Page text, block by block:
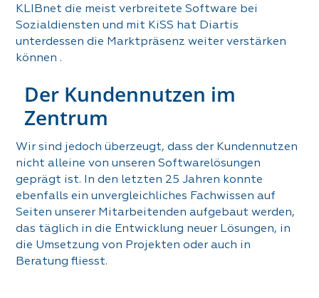
KLIBnet die meist verbreitete Software bei
Sozialdiensten und mit KiSS hat Diartis
unterdessen die Marktpräsenz weiter verstärken
können .
Der Kundennutzen im
Zentrum
Wir sind jedoch überzeugt, dass der Kundennutzen
nicht alleine von unseren Softwarelösungen
geprägt ist. In den letzten 25 Jahren konnte
ebenfalls ein unvergleichliches Fachwissen auf
Seiten unserer Mitarbeitenden aufgebaut werden,
das täglich in die Entwicklung neuer Lösungen, in
die Umsetzung von Projekten oder auch in
Beratung fliesst.